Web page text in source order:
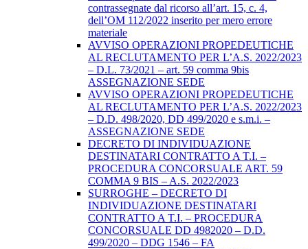
contrassegnate dal ricorso all’art. 15, c. 4,
dell’OM 112/2022 inserito per mero errore
materiale
AVVISO OPERAZIONI PROPEDEUTICHE
AL RECLUTAMENTO PER L’A.S. 2022/2023
– D.L. 73/2021 – art. 59 comma 9bis
ASSEGNAZIONE SEDE
AVVISO OPERAZIONI PROPEDEUTICHE
AL RECLUTAMENTO PER L’A.S. 2022/2023
– D.D. 498/2020, DD 499/2020 e s.m.i. –
ASSEGNAZIONE SEDE
DECRETO DI INDIVIDUAZIONE
DESTINATARI CONTRATTO A T.I. –
PROCEDURA CONCORSUALE ART. 59
COMMA 9 BIS – A.S. 2022/2023
SURROGHE – DECRETO DI
INDIVIDUAZIONE DESTINATARI
CONTRATTO A T.I. – PROCEDURA
CONCORSUALE DD 4982020 – D.D.
499/2020 – DDG 1546 – FA